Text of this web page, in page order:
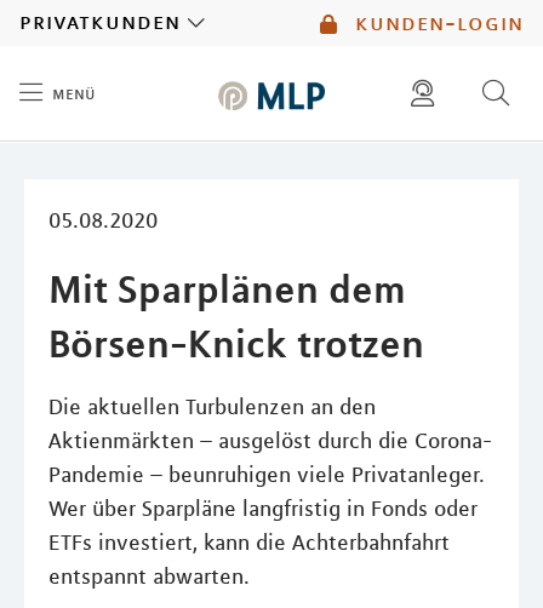
kunden-login
privatkunden
menü
05.08.2020
Mit Sparplänen dem
Börsen-Knick trotzen
Die aktuellen Turbulenzen an den
Aktienmärkten – ausgelöst durch die Corona-
Pandemie – beunruhigen viele Privatanleger.
Wer über Sparpläne langfristig in Fonds oder
ETFs investiert, kann die Achterbahnfahrt
entspannt abwarten.